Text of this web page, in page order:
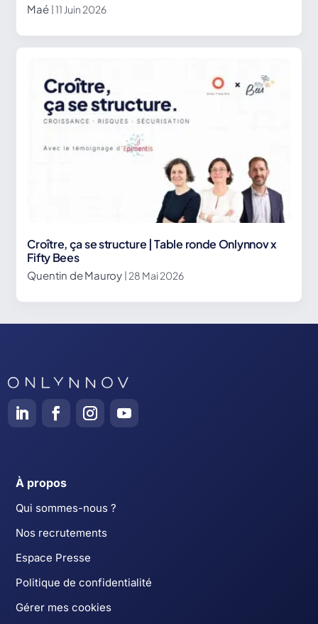
Maé | 11 Juin 2026
Croître, ça se structure | Table ronde Onlynnov x
Fifty Bees
Quentin de Mauroy | 28 Mai 2026
À propos
Qui sommes-nous ?
Nos recrutements
Espace Presse
Politique de confidentialité
Gérer mes cookies